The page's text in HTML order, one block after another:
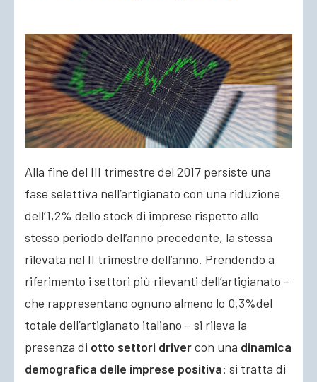
Alla fine del III trimestre del 2017 persiste una
fase selettiva nell’artigianato con una riduzione
dell’1,2% dello stock di imprese rispetto allo
stesso periodo dell’anno precedente, la stessa
rilevata nel II trimestre dell’anno. Prendendo a
riferimento i settori più rilevanti dell’artigianato –
che rappresentano ognuno almeno lo 0,3%del
totale dell’artigianato italiano – si rileva la
presenza di otto settori drivercon una dinamica
demografica delle imprese positiva: si tratta di